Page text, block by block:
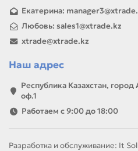
Екатерина:
Любовь: sales1@xtrade.kz
xtrade@xtrade.kz
Наш адрес
Республика Казахстан,
оф.1
Работаем с 9:00 до 18:00
Разработка и обслуживание: It